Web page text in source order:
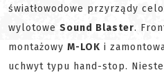
światłowodowe przyrządy
wylotowe Sound Blaster.
montażowy M-LOK i
uchwyt typu hand-stop.